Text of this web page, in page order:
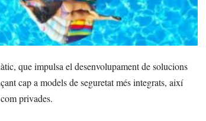
que impulsa el desenvolupament de solucions
cap a models de seguretat més integrats, així
privades.